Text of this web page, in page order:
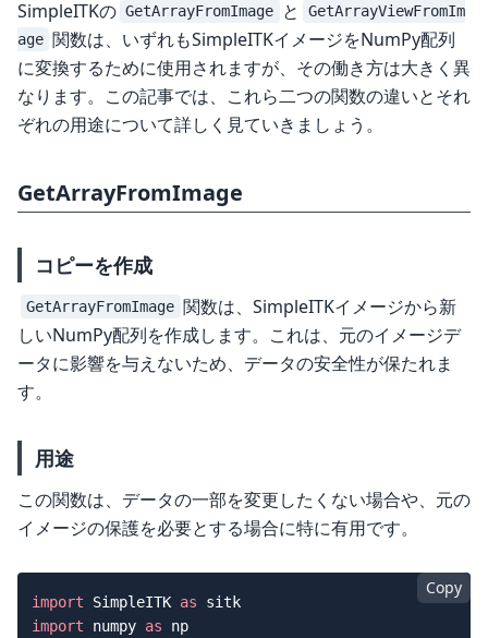
SimpleITKの GetArrayFromImage と
GetArrayViewFromIm
age 関数は、いずれもSimpleITKイメージをNumPy配列
に変換するために使用されますが、その働き方は大きく異
なります。この記事では、これら二つの関数の違いとそれ
ぞれの用途について詳しく見ていきましょう。
GetArrayFromImage
コピーを作成
GetArrayFromImage 関数は、SimpleITKイメージから新
しいNumPy配列を作成します。これは、元のイメージデ
ータに影響を与えないため、データの安全性が保たれま
す。
用途
この関数は、データの一部を変更したくない場合や、元の
イメージの保護を必要とする場合に特に有用です。
Copy
import SimpleITK as
sitk
import numpy as np